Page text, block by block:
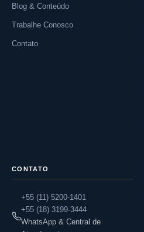
Blog & Conteúdo
Trabalhe Conosco
Contato
CONTATO
+55 (11) 5200-1401
+55 (18) 3199-3444
WhatsApp & Central de